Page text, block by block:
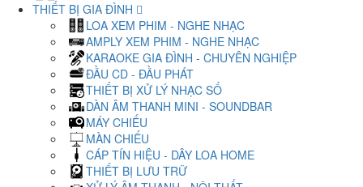
THIẾT BỊ GIA ĐÌNH
LOA XEM PHIM - NGHE NHẠC
AMPLY XEM PHIM - NGHE NHẠC
KARAOKE GIA ĐÌNH - CHUYÊN NGHIỆP
ĐẦU CD - ĐẦU PHÁT
THIẾT BỊ XỬ LÝ NHẠC SỐ
DÀN ÂM THANH MINI - SOUNDBAR
MÁY CHIẾU
MÀN CHIẾU
CÁP TÍN HIỆU - DÂY LOA HOME
THIẾT BỊ LƯU TRỮ